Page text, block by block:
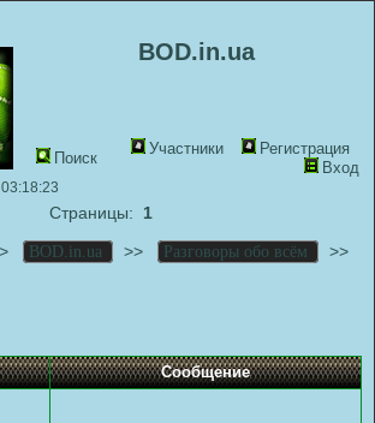
BOD.in.ua
Поиск
Участники
Регистрация
Вход
Страницы: 1
BOD.in.ua >> Разговоры обо всём >>
Сообщение